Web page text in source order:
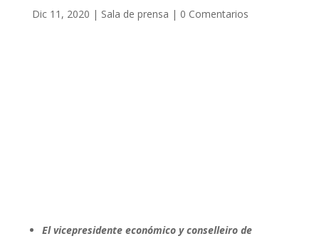
Dic 11, 2020 | Sala de prensa | 0 Comentarios
El vicepresidente económico y conselleiro de